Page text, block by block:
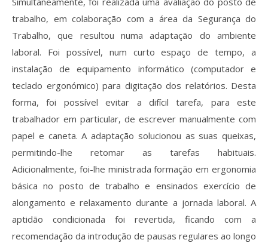
trabalho, em colaboração com a área da Segurança do
Trabalho, que resultou numa adaptação do ambiente
laboral. Foi possível, num curto espaço de tempo, a
instalação de equipamento informático (computador e
teclado ergonómico) para digitação dos relatórios. Desta
forma, foi possível evitar a difícil tarefa, para este
trabalhador em particular, de escrever manualmente com
papel e caneta. A adaptação solucionou as suas queixas,
permitindo-lhe retomar as tarefas habituais.
Adicionalmente, foi-lhe ministrada formação em ergonomia
básica no posto de trabalho e ensinados exercício de
alongamento e relaxamento durante a jornada laboral. A
aptidão condicionada foi revertida, ficando com a
recomendação da introdução de pausas regulares ao longo